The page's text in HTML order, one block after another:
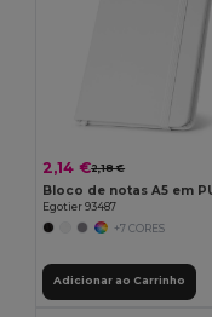
2,14 €2,18 €
Egotier 93487
+7 CORES
Adicionar ao Carrinho